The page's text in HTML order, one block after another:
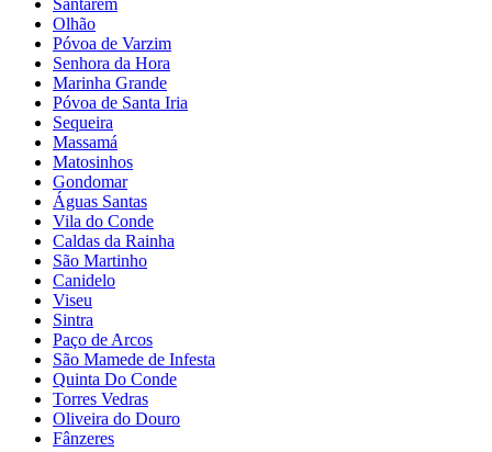
Santarém
Olhão
Póvoa de Varzim
Senhora da Hora
Marinha Grande
Póvoa de Santa Iria
Sequeira
Massamá
Matosinhos
Gondomar
Águas Santas
Vila do Conde
Caldas da Rainha
São Martinho
Canidelo
Viseu
Sintra
Paço de Arcos
São Mamede de Infesta
Quinta Do Conde
Torres Vedras
Oliveira do Douro
Fânzeres